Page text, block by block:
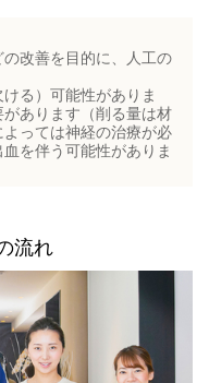
の改善を目的に、人工の
る）可能性がありま
あります（削る量は材
っては神経の治療が必
を伴う可能性がありま
流れ